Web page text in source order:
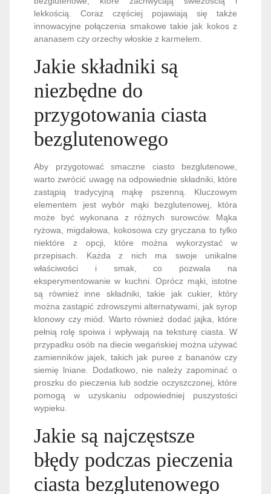
lekkością. Coraz częściej pojawiają się także
innowacyjne połączenia smakowe takie jak kokos z
ananasem czy orzechy włoskie z karmelem.
Jakie składniki są
niezbędne do
przygotowania ciasta
bezglutenowego
Aby przygotować smaczne ciasto bezglutenowe,
warto zwrócić uwagę na odpowiednie składniki, które
zastąpią tradycyjną mąkę pszenną. Kluczowym
elementem jest wybór mąki bezglutenowej, która
może być wykonana z różnych surowców. Mąka
ryżowa, migdałowa, kokosowa czy gryczana to tylko
niektóre z opcji, które można wykorzystać w
przepisach. Każda z nich ma swoje unikalne
właściwości i smak, co pozwala na
eksperymentowanie w kuchni. Oprócz mąki, istotne
są również inne składniki, takie jak cukier, który
można zastąpić zdrowszymi alternatywami, jak syrop
klonowy czy miód. Warto również dodać jajka, które
pełnią rolę spoiwa i wpływają na teksturę ciasta. W
przypadku osób na diecie wegańskiej można używać
zamienników jajek, takich jak puree z bananów czy
siemię lniane. Dodatkowo, nie należy zapominać o
proszku do pieczenia lub sodzie oczyszczonej, które
pomogą w uzyskaniu odpowiedniej puszystości
wypieku.
Jakie są najczęstsze
błędy podczas pieczenia
ciasta bezglutenowego